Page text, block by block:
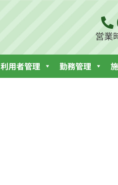
営業
利用者管理 勤務管理